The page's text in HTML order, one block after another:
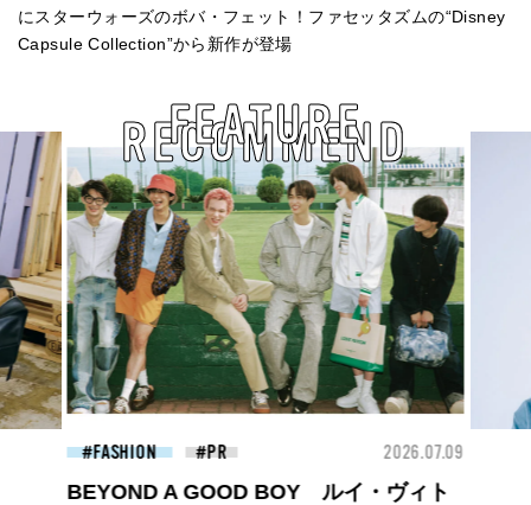
にスターウォーズのボバ・フェット！ファセッタズムの“Disney
Capsule Collection”から新作が登場
RECOMMEND
FEATURE
BEAUTY 2026.07.09
夏のパーマ、さらにあか抜け。N.（エヌ